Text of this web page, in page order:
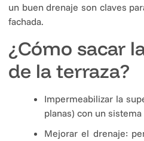
un buen drenaje son claves
fachada.
¿Cómo sacar
de la terraza?
Impermeabilizar la
planas) con un sistema
Mejorar el drenaje: